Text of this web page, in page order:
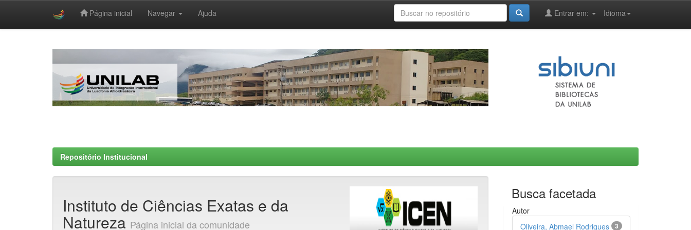
Página inicial Navegar Ajuda Idioma
Entrar em:
Repositório Institucional
Instituto de Ciências Exatas e da
Natureza Página inicial da comunidade
Busca facetada
Autor
3
Oliveira, Abmael Rodrigues